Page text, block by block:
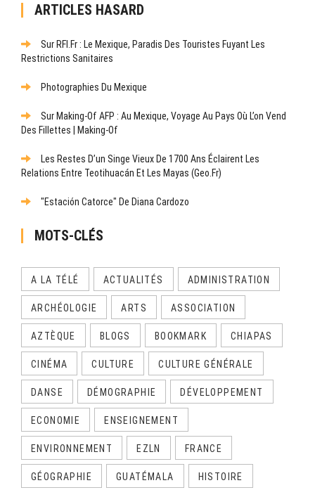
ARTICLES HASARD
Sur RFI.fr : Le Mexique, Paradis Des Touristes Fuyant Les
Restrictions Sanitaires
Photographies Du Mexique
Sur Making-Of AFP : Au Mexique, Voyage Au Pays Où L’on Vend
Des Fillettes | Making-Of
Les Restes D’un Singe Vieux De 1700 Ans Éclairent Les
Relations Entre Teotihuacán Et Les Mayas (Geo.fr)
"Estación Catorce" De Diana Cardozo
MOTS-CLÉS
A LA TÉLÉ ACTUALITÉS ADMINISTRATION
ARCHÉOLOGIE ARTS ASSOCIATION
AZTÈQUE BLOGS BOOKMARK CHIAPAS
CINÉMA CULTURE CULTURE GÉNÉRALE
DANSE DÉMOGRAPHIE DÉVELOPPEMENT
ECONOMIE ENSEIGNEMENT
ENVIRONNEMENT EZLN FRANCE
GÉOGRAPHIE GUATÉMALA HISTOIRE